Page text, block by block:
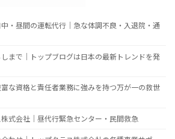
・昼間の運転代行｜急な体調不良・入退院・通
まで｜トップブログは日本の最新トレンドを発
な資格と責任者業務に強みを持つ万が一の救世
式会社｜昼代行緊急センター・民間救急